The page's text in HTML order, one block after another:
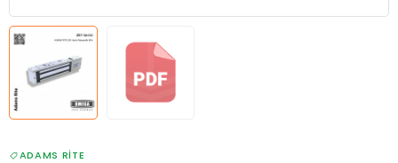
ADAMS RITE